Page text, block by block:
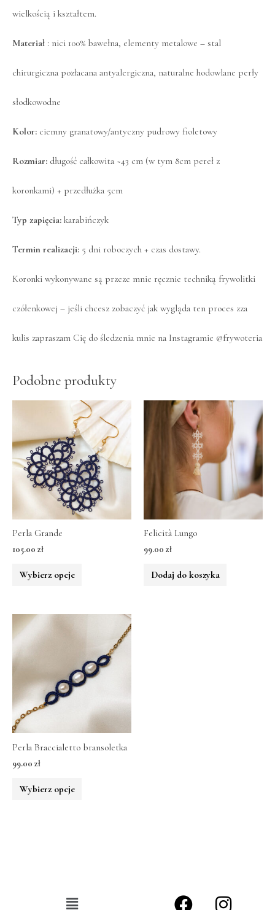
wielkością i kształtem.
Materiał : nici 100% bawełna, elementy metalowe – stal
chirurgiczna pozłacana antyalergiczna, naturalne hodowlane perły
słodkowodne
Kolor: ciemny granatowy/antyczny pudrowy fioletowy
Rozmiar: długość całkowita ~43 cm (w tym 8cm pereł z
koronkami) + przedłużka 5cm
Typ zapięcia: karabińczyk
Termin realizacji: 5 dni roboczych + czas dostawy.
Koronki wykonywane są przeze mnie ręcznie techniką frywolitki
czółenkowej – jeśli chcesz zobaczyć jak wygląda ten proces zza
kulis zapraszam Cię do śledzenia mnie na Instagramie @frywoteria
Podobne produkty
Perla Grande
105.00 zł
Wybierz opcje
Felicità Lungo
99.00 zł
Dodaj do koszyka
Perla Braccialetto bransoletka
99.00 zł
Wybierz opcje